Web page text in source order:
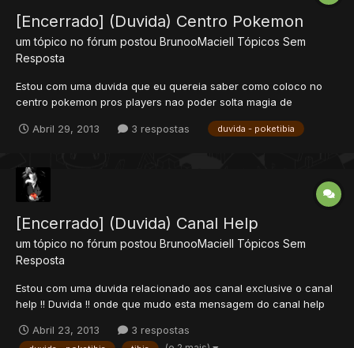
[Encerrado] (Duvida) Centro Pokemon
um tópico no fórum postou BrunooMaciell Tópicos Sem
Resposta
Estou com uma duvida que eu quereia saber como coloco no
centro pokemon pros players nao poder solta magia de
centro pokemon !! Rep+
Abril 29, 2013 3 respostas duvida - poketibia
[Encerrado] (Duvida) Canal Help
um tópico no fórum postou BrunooMaciell Tópicos Sem
Resposta
Estou com uma duvida relacionado aos canal exclusive o canal
help !! Duvida !! onde que mudo esta mensagem do canal help
Abril 23, 2013
3 respostas